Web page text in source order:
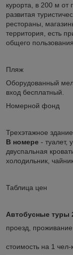
курорта, в 200 м от
развитая
рестораны,
территория, есть
общего
Пляж
Оборудованный
вход бесплатный.
Номерной фонд
Трехэтажное
В номере - туалет,
двуспальная
холодильник,
Таблица цен
Автобусные туры
проезд,
стоимость на 1 чел-